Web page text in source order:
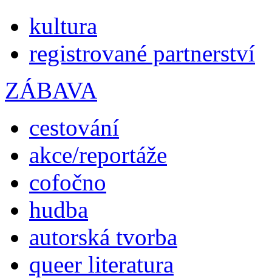
kultura
registrované partnerství
ZÁBAVA
cestování
akce/reportáže
cofočno
hudba
autorská tvorba
queer literatura